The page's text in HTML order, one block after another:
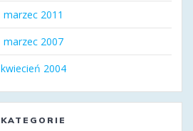
marzec 2011
marzec 2007
kwiecień 2004
KATEGORIE